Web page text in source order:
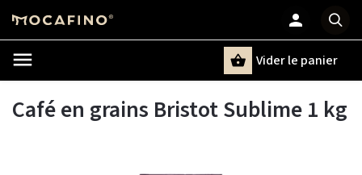
Chercher
Vider le panier
Café en grains Bristot Sublime 1 kg